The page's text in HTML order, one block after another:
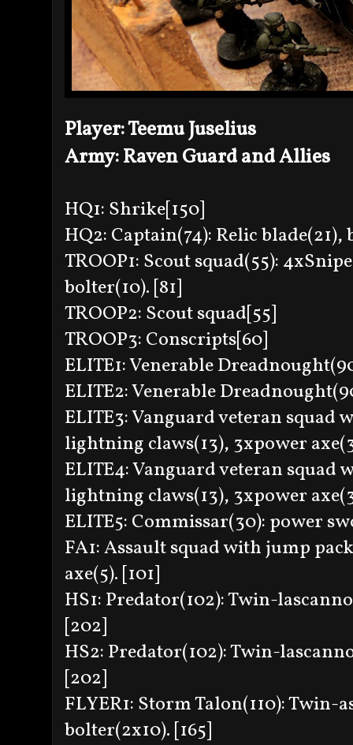
Player: Teemu Juselius
Army: Raven Guard and Allies
HQ1: Shrike[150]
HQ2: Captain(74): Relic
TROOP1: Scout squad(55):
bolter(10). [81]
TROOP2: Scout squad[55]
TROOP3: Conscripts[60]
ELITE1: Venerable
ELITE2: Venerable
ELITE3: Vanguard veteran squad
lightning claws(13), 3xpower
ELITE4: Vanguard veteran squad
lightning claws(13), 3xpower
ELITE5: Commissar(30): power
FA1: Assault squad with jump
axe(5). [101]
HS1: Predator(102): Twin-
[202]
HS2: Predator(102): Twin-
[202]
FLYER1: Storm Talon(110): Twin-
bolter(2x10). [165]